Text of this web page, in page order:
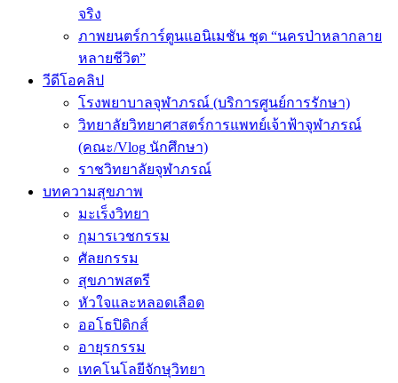
จริง
ภาพยนตร์การ์ตูนแอนิเมชัน ชุด “นครป่าหลากลาย
หลายชีวิต”
วีดีโอคลิป
โรงพยาบาลจุฬาภรณ์ (บริการศูนย์การรักษา)
วิทยาลัยวิทยาศาสตร์การแพทย์เจ้าฟ้าจุฬาภรณ์
(คณะ/Vlog นักศึกษา)
ราชวิทยาลัยจุฬาภรณ์
บทความสุขภาพ
มะเร็งวิทยา
กุมารเวชกรรม
ศัลยกรรม
สุขภาพสตรี
หัวใจและหลอดเลือด
ออโธปิดิกส์
อายุรกรรม
เทคโนโลยีจักษุวิทยา